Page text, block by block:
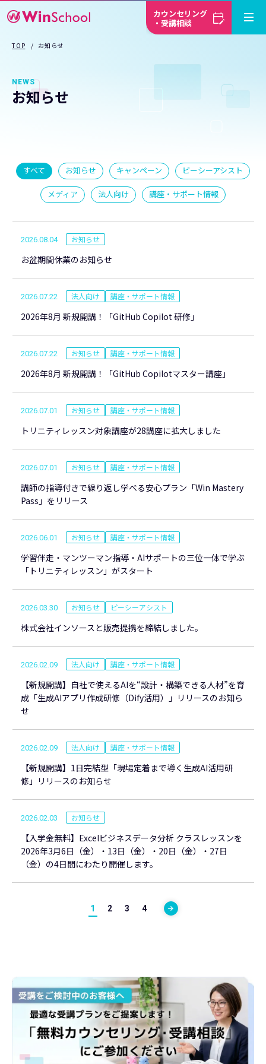
カウンセリング
・受講相談
TOP お知らせ
NEWS
お知らせ
すべて お知らせ キャンペーン ピーシーアシスト
メディア 法人向け 講座・サポート情報
2026.08.04 お知らせ
お盆期間休業のお知らせ
2026.07.22 法人向け 講座・サポート情報
2026年8月 新規開講！「GitHub Copilot 研修」
2026.07.22 お知らせ 講座・サポート情報
2026年8月 新規開講！「GitHub Copilotマスター講座」
2026.07.01 お知らせ 講座・サポート情報
トリニティレッスン対象講座が28講座に拡大しました
2026.07.01 お知らせ 講座・サポート情報
講師の指導付きで繰り返し学べる安心プラン「Win Mastery
Pass」をリリース
2026.06.01 お知らせ 講座・サポート情報
学習伴走・マンツーマン指導・AIサポートの三位一体で学ぶ
「トリニティレッスン」がスタート
2026.03.30 お知らせ ピーシーアシスト
株式会社インソースと販売提携を締結しました。
2026.02.09 法人向け 講座・サポート情報
【新規開講】自社で使えるAIを“設計・構築できる人材”を育
成「生成AIアプリ作成研修（Dify活用）」リリースのお知ら
せ
2026.02.09 法人向け 講座・サポート情報
【新規開講】1日完結型「現場定着まで導く生成AI活用研
修」リリースのお知らせ
2026.02.03 お知らせ
【入学金無料】Excelビジネスデータ分析 クラスレッスンを
2026年3月6日（金）・13日（金）・20日（金）・27日
（金）の4日間にわたり開催します。
1 2 3 4